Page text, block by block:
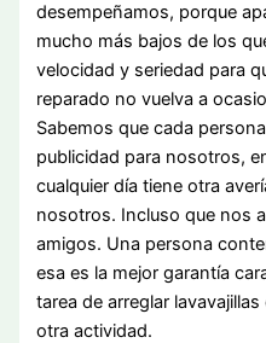
desempeñamos, porque
mucho más bajos de los
velocidad y seriedad para
reparado no vuelva a
Sabemos que cada
publicidad para nosotros,
cualquier día tiene otra
nosotros. Incluso que nos
amigos. Una persona
esa es la mejor garantía
tarea de arreglar
otra actividad.